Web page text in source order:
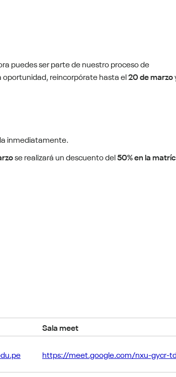
puedes ser parte de nuestro proceso de
oportunidad, reincorpórate hasta el20 de marzo
inmediatamente.
se realizará un descuento del50% en la
Sala meet
https://meet.google.com/nxu-gycr-